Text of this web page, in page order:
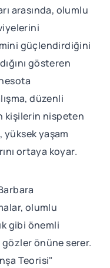
arasında, olumlu
güçlendirdiğini
gösteren
düzenli
kişilerin nispeten
yaşam
ortaya koyar.
olumlu
gibi önemli
gözler önüne serer.
Teorisi"